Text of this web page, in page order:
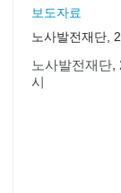
보도자료
노사발전재단,
시